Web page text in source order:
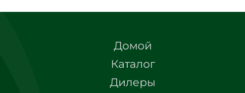
Домой
Каталог
Дилеры